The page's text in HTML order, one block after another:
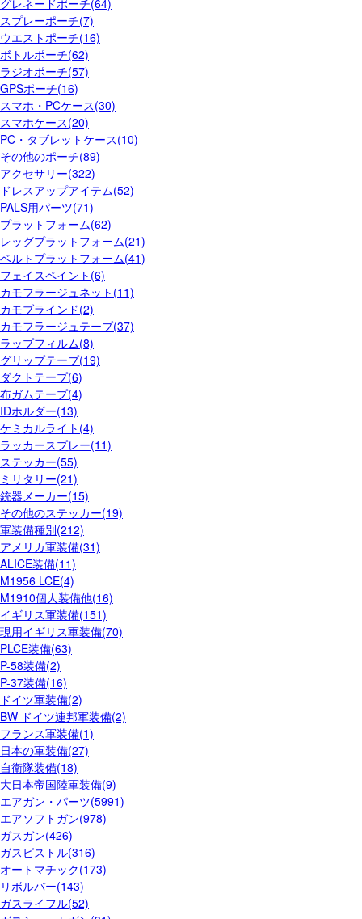
スプレーポーチ(7)
ウエストポーチ(16)
ボトルポーチ(62)
ラジオポーチ(57)
GPSポーチ(16)
スマホ・PCケース(30)
スマホケース(20)
PC・タブレットケース(10)
その他のポーチ(89)
アクセサリー(322)
ドレスアップアイテム(52)
PALS用パーツ(71)
プラットフォーム(62)
レッグプラットフォーム(21)
ベルトプラットフォーム(41)
フェイスペイント(6)
カモフラージュネット(11)
カモブラインド(2)
カモフラージュテープ(37)
ラップフィルム(8)
グリップテープ(19)
ダクトテープ(6)
布ガムテープ(4)
IDホルダー(13)
ケミカルライト(4)
ラッカースプレー(11)
ステッカー(55)
ミリタリー(21)
銃器メーカー(15)
その他のステッカー(19)
軍装備種別(212)
アメリカ軍装備(31)
ALICE装備(11)
M1956 LCE(4)
M1910個人装備他(16)
イギリス軍装備(151)
現用イギリス軍装備(70)
PLCE装備(63)
P-58装備(2)
P-37装備(16)
ドイツ軍装備(2)
BW ドイツ連邦軍装備(2)
フランス軍装備(1)
日本の軍装備(27)
自衛隊装備(18)
大日本帝国陸軍装備(9)
エアガン・パーツ(5991)
エアソフトガン(978)
ガスガン(426)
ガスピストル(316)
オートマチック(173)
リボルバー(143)
ガスライフル(52)